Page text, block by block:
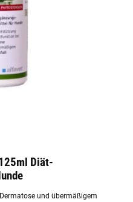
Diät-
und übermäßigem